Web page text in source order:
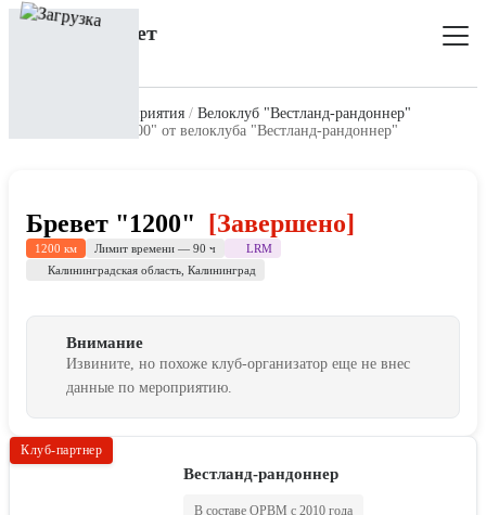
Все мероприятия
Велоклуб "Вестланд-рандоннер"
Мероприятие "1200" от велоклуба "Вестланд-рандоннер"
Бревет "1200" [Завершено]
1200 км Лимит времени — 90 ч
LRM
Калининградская область Калининград
Внимание
Извините, но похоже клуб-организатор еще не внес
данные по мероприятию.
Клуб-партнер
Вестланд-рандоннер
В составе ОРВМ с 2010 года